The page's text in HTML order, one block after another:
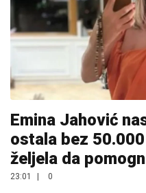
Emina Jahović
ostala bez
željela da
23:01 0